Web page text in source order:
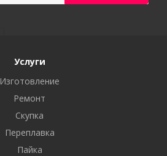
Услуги
Изготовление
Ремонт
Скупка
Переплавка
Пайка